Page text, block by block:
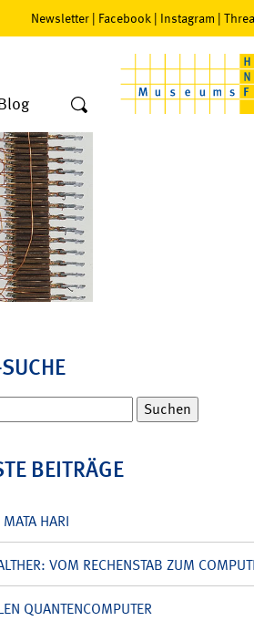
Newsletter | Facebook | Instagram |
BEITRÄGE
HARI
VOM RECHENSTAB ZUM
QUANTENCOMPUTER